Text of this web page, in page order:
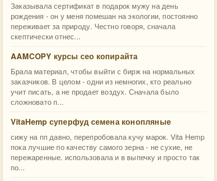
Заказывала сертификат в подарок мужу на день
рождения - он у меня помешан на экологии, постоянно
переживает за природу. Честно говоря, сначала
скептически отнес...
AAMCOPY курсы сео копирайта
Брала материал, чтобы выйти с бирж на нормальных
заказчиков. В целом - одни из немногих, кто реально
учит писать, а не продает воздух. Сначала было
сложновато п...
VitaHemp суперфуд семена конопляные
сижу на пп давно, перепробовала кучу марок. Vita Hemp
пока лучшие по качеству самого зерна - не сухие, не
пережаренные. использовала и в выпечку и просто так
по...